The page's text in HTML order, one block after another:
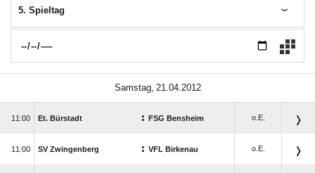
5. Spieltag
 
 Et. Bürstadt : FSG Bensheim o.E.
 SV Zwingenberg : VFL Birkenau o.E.